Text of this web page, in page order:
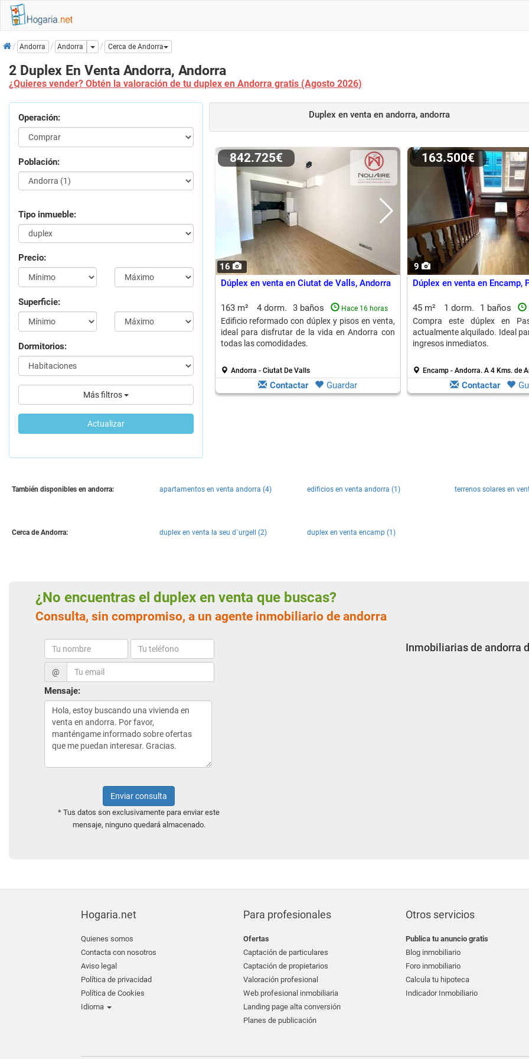
InicioAndorra Andorra Dropdown
Cerca de Andorra
2 Duplex En Venta Andorra, Andorra
¿Quieres vender? Obtén la valoración de tu duplex en Andorra gratis (Agosto 2026)
Operación:
Población:
Tipo inmueble:
Precio:
Superficie:
Dormitorios:
Más filtros
Actualizar
Duplex en ventaen andorra, andorra
16
842.725€
Dúplex en venta en Ciutat de Valls, Andorra
163 m² 4 dorm. 3 baños Hace 16 horas
Edificio reformado con dúplex y pisos en venta,
ideal para disfrutar de la vida en Andorra con
todas las comodidades.
Andorra - Ciutat De Valls
Contactar Guardar
9
163.500€
Dúplex en venta en Encamp,
45 m² 1 dorm. 1 baños
Compra este dúplex en
actualmente alquilado. Ideal
ingresos inmediatos.
Encamp - Andorra. A 4 Kms. de
Contactar
También disponibles en andorra: apartamentos en venta andorra (4) edificios en venta andorra (1) terrenos solares en
Cerca de Andorra: duplex en venta la seu d´urgell (2) duplex en venta encamp (1)
¿No encuentras el duplex en venta que buscas?
Consulta, sin compromiso, a un agente inmobiliario de andorra
@
Mensaje:
Enviar consulta
* Tus datos son exclusivamente para enviar este
mensaje, ninguno quedará almacenado.
Inmobiliarias de andorra
Hogaria.net
Quienes somos
Contacta con nosotros
Aviso legal
Política de privacidad
Política de Cookies
Idioma
Para profesionales
Ofertas
Captación de particulares
Captación de propietarios
Valoración profesional
Web profesional inmobiliaria
Landing page alta conversión
Planes de publicación
Otros servicios
Publica tu anuncio gratis
Blog inmobiliario
Foro inmobiliario
Calcula tu hipoteca
Indicador Inmobiliario